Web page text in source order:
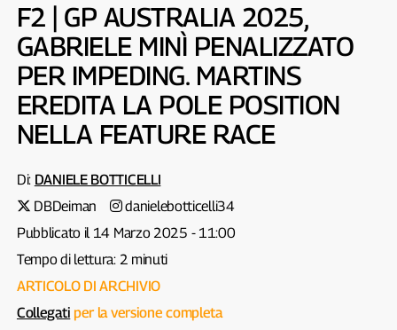
F2 | GP AUSTRALIA 2025,
GABRIELE MINÌ PENALIZZATO
PER IMPEDING. MARTINS
EREDITA LA POLE POSITION
NELLA FEATURE RACE
Di: DANIELE BOTTICELLI
DBDeiman
danielebotticelli34
Pubblicato il 14 Marzo 2025 - 11:00
Tempo di lettura: 2 minuti
ARTICOLO DI ARCHIVIO
Collegati per la versione completa